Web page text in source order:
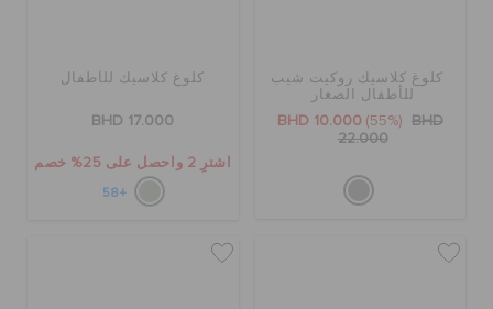
كلوغ كلاسيك روكيت شيب
للأطفال الصغار
BHD 10.000 (55%)
BHD
22.000
كلوغ كلاسيك للأطفال
BHD 17.000
اشترِ 2 واحصل على 25% خصم
+58